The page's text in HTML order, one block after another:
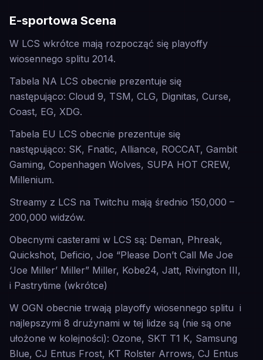
E-sportowa Scena
W LCS wkrótce mają rozpocząć się playoffy
wiosennego splitu 2014.
Tabela NA LCS obecnie prezentuje się
następująco: Cloud 9, TSM, CLG, Dignitas, Curse,
Coast, EG, XDG.
Tabela EU LCS obecnie prezentuje się
następująco: SK, Fnatic, Alliance, ROCCAT, Gambit
Gaming, Copenhagen Wolves, SUPA HOT CREW,
Millenium.
Streamy z LCS na Twitchu mają średnio 150,000 –
200,000 widzów.
Obecnymi casterami w LCS są: Deman, Phreak,
Quickshot, Deficio, Joe “Please Don’t Call Me Joe
‘Joe Miller’ Miller” Miller, Kobe24, Jatt, Rivington III,
i Pastrytime (wkrótce)
W OGN obecnie trwają playoffy wiosennego splitu i
najlepszymi 8 drużynami w tej lidze są (nie są one
ułożone w kolejności): Ozone, SKT T1 K, Samsung
Blue, CJ Entus Frost, KT Rolster Arrows, CJ Entus